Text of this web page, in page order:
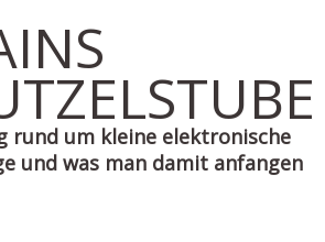
rund um kleine elektronische
und was man damit anfangen